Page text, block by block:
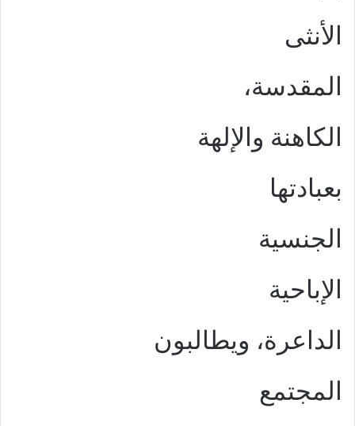
الأنثى
المقدسة،
الكاهنة والإلهة
بعبادتها
الجنسية
الإباحية
الداعرة، ويطالبون
المجتمع